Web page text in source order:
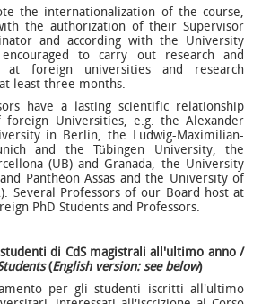
the internationalization of the course,
the authorization of their Supervisor
and according with the University
to carry out research and
at foreign universities and research
least three months.
have a lasting scientific relationship
foreign Universities, e.g. the Alexander
in Berlin, the Ludwig-Maximilian-
and the Tübingen University, the
(UB) and Granada, the University
Panthéon Assas and the University of
Several Professors of our Board host at
PhD Students and Professors.
di CdS magistrali all'ultimo anno /
(English version: see below)
per gli studenti iscritti all'ultimo